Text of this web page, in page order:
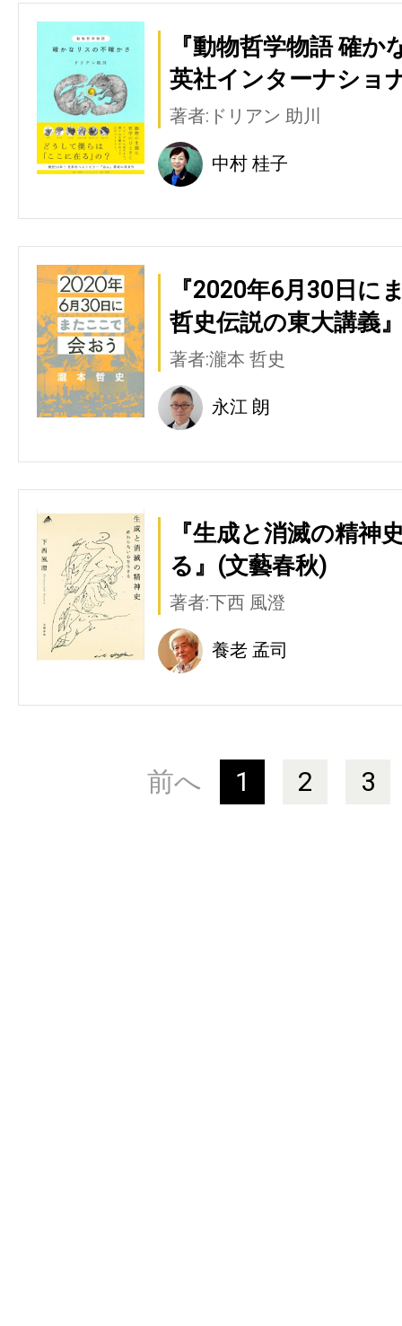
『動物哲学物語 確
英社インターナショ
著者:ドリアン 助川
中村 桂子
『2020年6月30日に
哲史伝説の東大講義
著者:瀧本 哲史
永江 朗
『生成と消滅の精神
る』(文藝春秋)
著者:下西 風澄
養老 孟司
前へ 1 2 3